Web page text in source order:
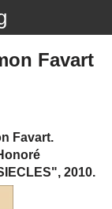
Favart
Favart.
2010.